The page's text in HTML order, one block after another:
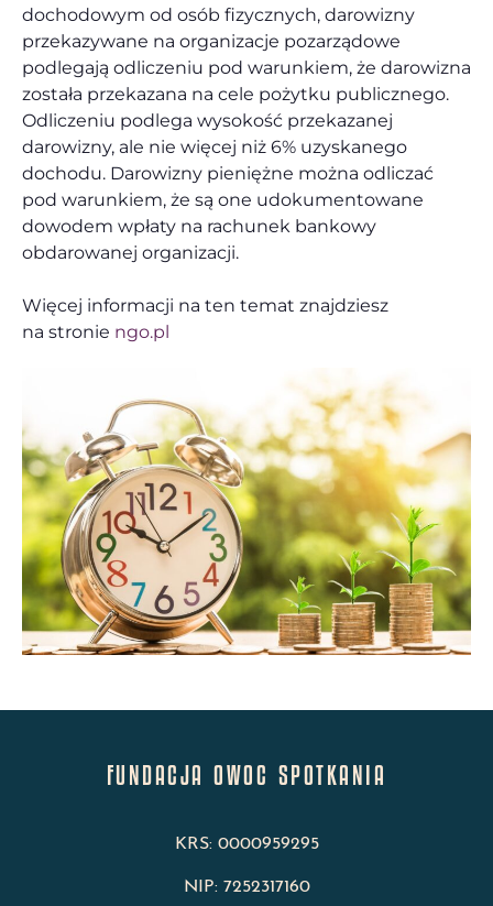
dochodowym od osób fizycznych, darowizny
przekazywane na organizacje pozarządowe
podlegają odliczeniu pod warunkiem, że darowizna
została przekazana na cele pożytku publicznego.
Odliczeniu podlega wysokość przekazanej
darowizny, ale nie więcej niż 6% uzyskanego
dochodu. Darowizny pieniężne można odliczać
pod warunkiem, że są one udokumentowane
dowodem wpłaty na rachunek bankowy
obdarowanej organizacji.
Więcej informacji na ten temat znajdziesz
na stronie ngo.pl
FUNDACJA OWOC SPOTKANIA
KRS: 0000959295
NIP: 7252317160